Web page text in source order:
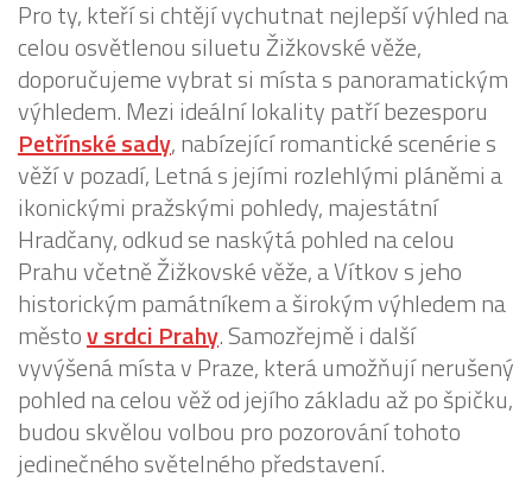
Pro ty, kteří si chtějí vychutnat nejlepší výhled na
celou osvětlenou siluetu Žižkovské věže,
doporučujeme vybrat si místa s panoramatickým
výhledem. Mezi ideální lokality patří bezesporu
Petřínské sady, nabízející romantické scenérie s
věží v pozadí, Letná s jejími rozlehlými pláněmi a
ikonickými pražskými pohledy, majestátní
Hradčany, odkud se naskýtá pohled na celou
Prahu včetně Žižkovské věže, a Vítkov s jeho
historickým památníkem a širokým výhledem na
městov srdci Prahy. Samozřejmě i další
vyvýšená místa v Praze, která umožňují nerušený
pohled na celou věž od jejího základu až po špičku,
budou skvělou volbou pro pozorování tohoto
jedinečného světelného představení.